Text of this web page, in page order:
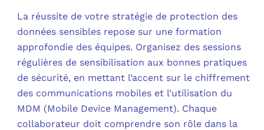
La réussite de votre stratégie de protection des
données sensibles repose sur une formation
approfondie des équipes. Organisez des sessions
régulières de sensibilisation aux bonnes pratiques
de sécurité, en mettant l’accent sur le chiffrement
des communications mobiles et l’utilisation du
MDM (Mobile Device Management). Chaque
collaborateur doit comprendre son rôle dans la